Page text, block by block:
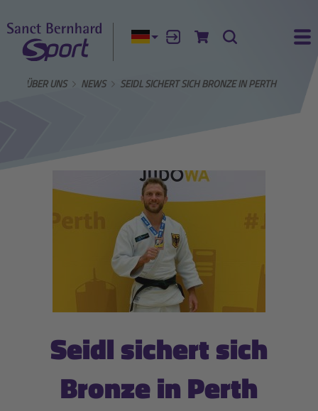
Aktuelle Sprache:
AnmeldenZum Warenkorb
Suche
ÜBER UNS NEWS SEIDL SICHERT SICH BRONZE IN PERTH
Seidl sichert sich
Bronze in Perth